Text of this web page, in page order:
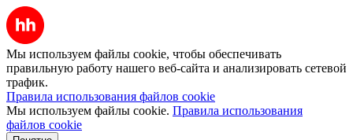
Мы используем файлы cookie, чтобы обеспечивать
правильную работу нашего веб-сайта и анализировать сетевой
трафик.
Правила использования файлов cookie
Мы используем файлы cookie. Правила использования
файлов cookie